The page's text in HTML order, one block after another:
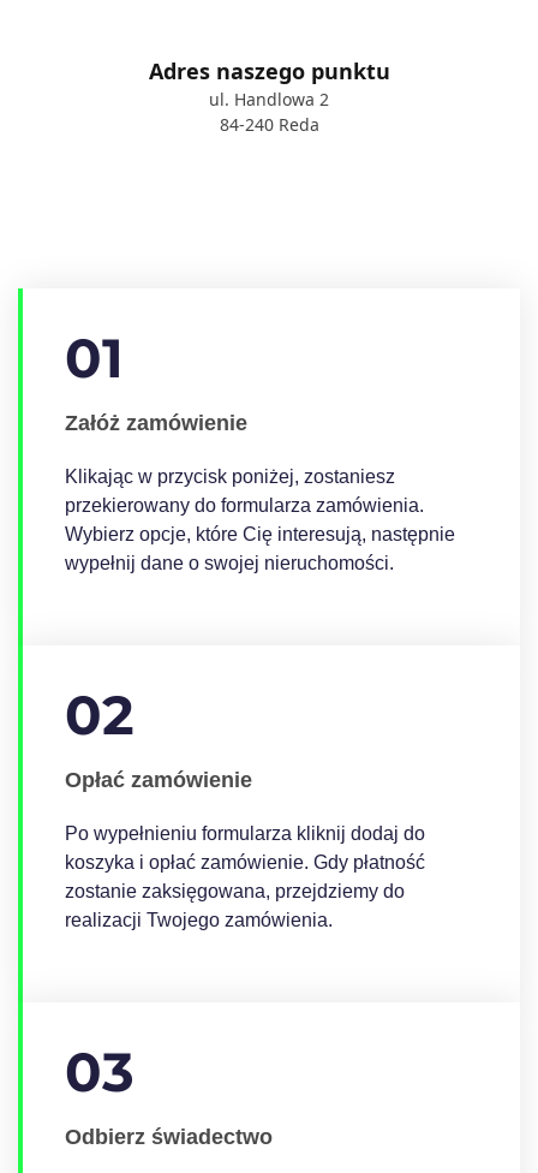
Adres naszego punktu
ul. Handlowa 2
84-240 Reda
01
Załóż zamówienie
Klikając w przycisk poniżej, zostaniesz
przekierowany do formularza zamówienia.
Wybierz opcje, które Cię interesują, następnie
wypełnij dane o swojej nieruchomości.
02
Opłać zamówienie
Po wypełnieniu formularza kliknij dodaj do
koszyka i opłać zamówienie. Gdy płatność
zostanie zaksięgowana, przejdziemy do
realizacji Twojego zamówienia.
03
Odbierz świadectwo